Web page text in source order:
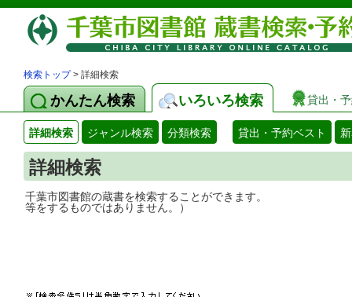
検索トップ> 詳細検索
かんたん検索 いろいろ検索 貸出・
詳細検索 ジャンル検索 分類検索 貸出・予約ベスト
詳細検索
千葉市図書館の蔵書を検索することがで
等をするものではありません。）